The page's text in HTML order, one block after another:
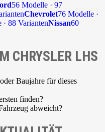
56 Modelle · 97
Chevrolet76 Modelle ·
88 VariantenNissan60
CHRYSLER LHS
Baujahre für dieses
finden?
abweicht?